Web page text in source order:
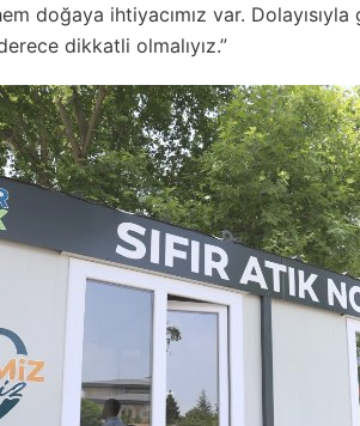
doğaya ihtiyacımız var.
dikkatli olmalıyız.”